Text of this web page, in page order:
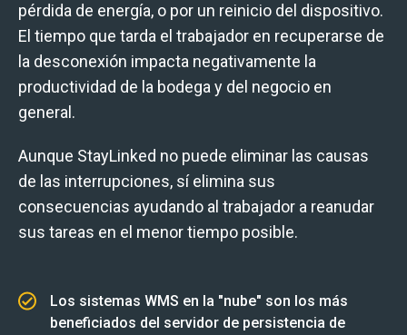
pérdida de energía, o por un reinicio del dispositivo.
El tiempo que tarda el trabajador en recuperarse de
la desconexión impacta negativamente la
productividad de la bodega y del negocio en
general .
Aunque StayLinked no puede eliminar las causas
de las interrupciones, sí elimina sus
consecuencias ayudando al trabajador a reanudar
sus tareas en el menor tiempo posible.
Los sistemas WMS en la "nube" son los más
beneficiados del servidor de persistencia de